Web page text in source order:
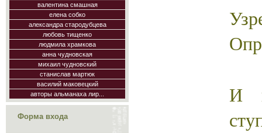
валентина смашная
елена собко
александра стародубцева
любовь тищенко
людмила храмкова
анна чудновская
михаил чудновский
станислав мартюк
василий маковецкий
авторы альманаха лир...
Форма входа
И